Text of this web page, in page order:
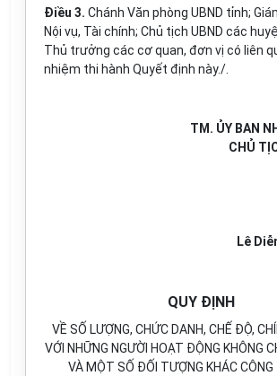
Điều 3. Chánh Văn phòng UBND tỉnh;
Nội vụ, Tài chính; Chủ tịch UBND các
Thủ trưởng các cơ quan, đơn vị có liên
nhiệm thi hành Quyết định này./.
TM. ỦY BAN
CHỦ
Lê
QUY ĐỊNH
VỀ SỐ LƯỢNG, CHỨC DANH, CHẾ ĐỘ,
VỚI NHỮNG NGƯỜI HOẠT ĐỘNG KHÔNG
VÀ MỘT SỐ ĐỐI TƯỢNG KHÁC CÔNG